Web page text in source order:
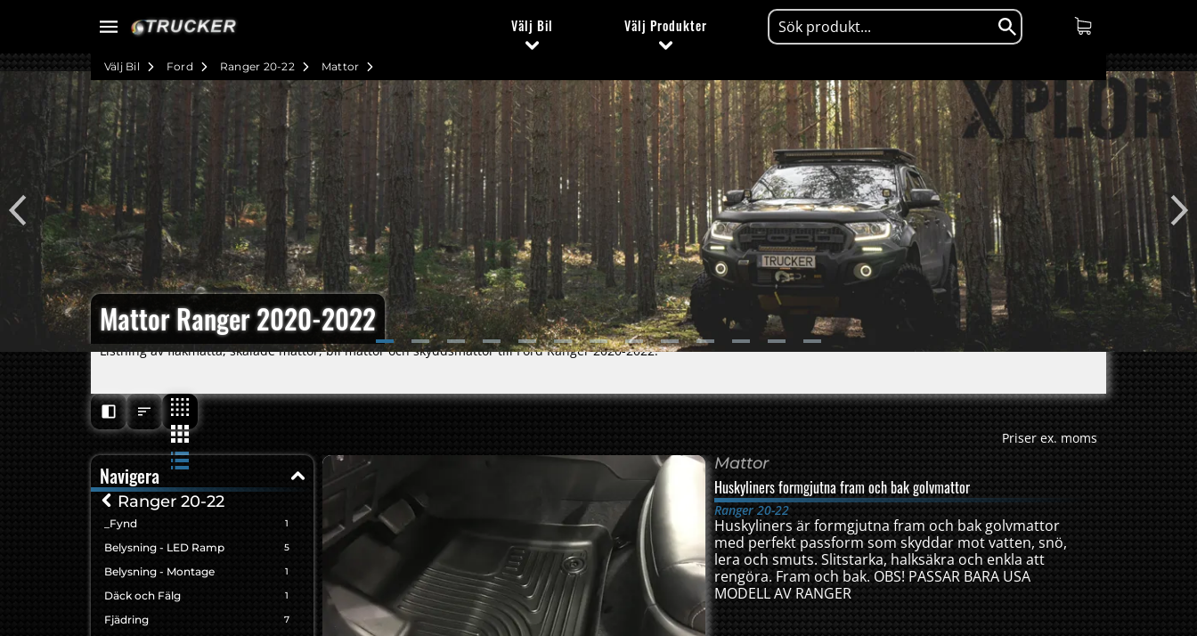
Välj Bil Välj Produkter
Mattor
Ranger 20-22
Ford
Välj Bil
Mattor Ranger 2020-2022
Listning av flakmatta, skålade mattor, bil mattor och skyddsmattor till Ford Ranger 2020-2022.
Priser ex. moms
Navigera
Ranger 20-22
_Fynd 1
Belysning - LED Ramp 5
Belysning - Montage 1
Däck och Fälg 1
Fjädring 7
Mattor
Huskyliners formgjutna fram och bak golvmattor
Ranger 20-22
Huskyliners är formgjutna fram och bak golvmattor
med perfekt passform som skyddar mot vatten, snö,
lera och smuts. Slitstarka, halksäkra och enkla att
rengöra. Fram och bak. OBS! PASSAR BARA USA
MODELL AV RANGER